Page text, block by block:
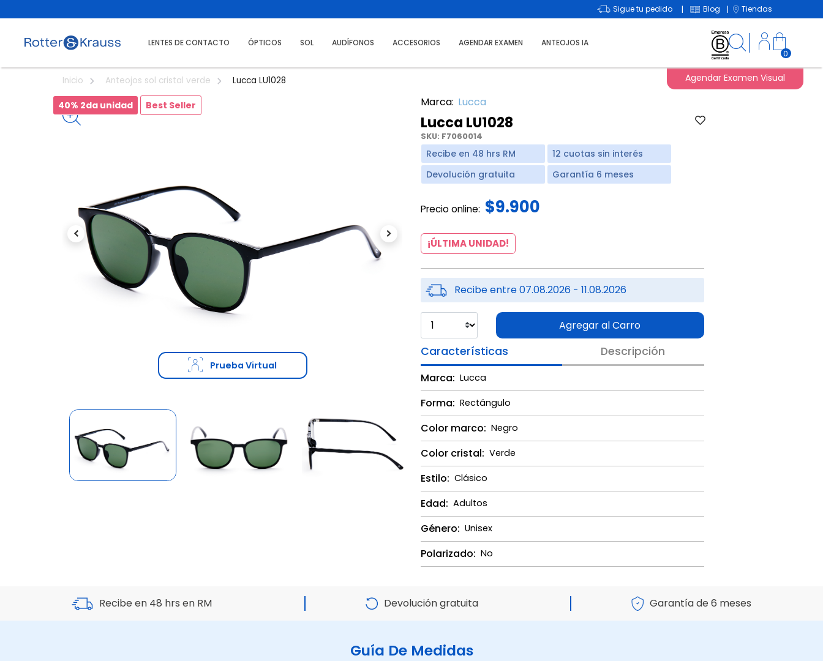
Sigue tu pedido | Blog | Tiendas
LENTES DE CONTACTO ÓPTICOS SOL AUDÍFONOS ACCESORIOS AGENDAR EXAMEN ANTEOJOS IA
0
Agendar Examen Visual
Inicio Anteojos sol cristal verde Lucca LU1028
40% 2da unidad Best Seller
Previous Next
Prueba Virtual
Marca: Lucca
Lucca LU1028
SKU: F7060014
Recibe en 48 hrs RM
12 cuotas sin interés
Devolución gratuita
Garantía 6 meses
Precio online: $9.900
¡ÚLTIMA UNIDAD!
Recibe entre 07.08.2026 - 11.08.2026
Agregar al Carro
Características Descripción
Marca: Lucca
Forma: Rectángulo
Color marco: Negro
Color cristal: Verde
Estilo: Clásico
Edad: Adultos
Género: Unisex
Polarizado: No
Recibe en 48 hrs en RM Devolución gratuita Garantía de 6 meses
Guía De Medidas